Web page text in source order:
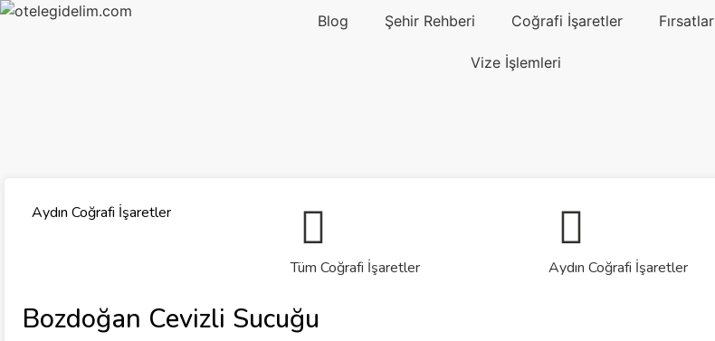
Blog Şehir Rehberi Coğrafi İşaretler Fırsatlar
Vize İşlemleri
Aydın Coğrafi İşaretler
Tüm Coğrafi İşaretler Aydın Coğrafi İşaretler
Bozdoğan Cevizli Sucuğu